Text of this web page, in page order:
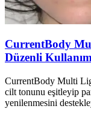
CurrentBody
Düzenli
CurrentBody Multi
cilt tonunu eşitleyip
yenilenmesini